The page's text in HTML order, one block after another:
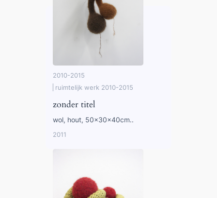
2010-2015
ruimtelijk werk 2010-2015
zonder titel
wol, hout, 50x30x40cm..
2011